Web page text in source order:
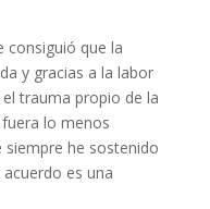
consiguió que la
y gracias a la labor
trauma propio de la
lo menos
he sostenido
es una